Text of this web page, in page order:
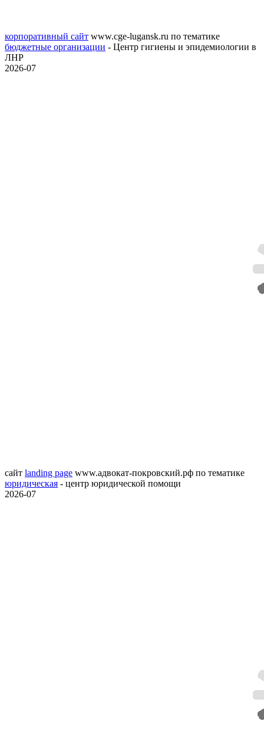
корпоративный сайт www.cge-lugansk.ru по тематике
бюджетные организации - Центр гигиены и эпидемиологии в
ЛНР
2026-07
сайт landing page www.адвокат-покровский.рф по тематике
юридическая - центр юридической помощи
2026-07